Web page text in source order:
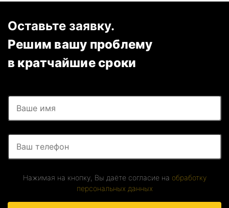
Оставьте заявку.
Решим вашу проблему
в кратчайшие сроки
Нажимая на кнопку, Вы даёте согласие на обработку
персональных данных